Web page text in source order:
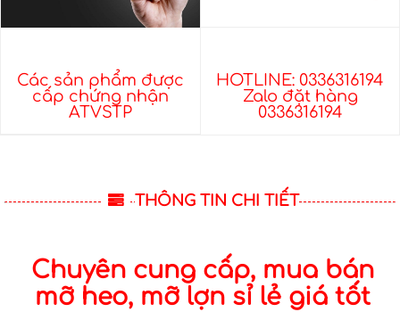
Các sản phẩm được
cấp chứng nhận
ATVSTP
HOTLINE: 0336316194
Zalo đặt hàng
0336316194
THÔNG TIN CHI TIẾT
Chuyên cung cấp, mua bán
mỡ heo, mỡ lợn sỉ lẻ giá tốt